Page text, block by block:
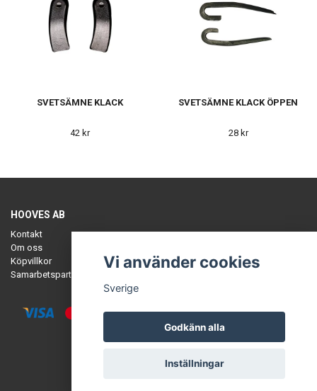
SVETSÄMNE KLACK
42 kr
SVETSÄMNE KLACK ÖPPEN
28 kr
HOOVES AB
Kontakt
Om oss
Köpvillkor
Samarbetspartners
© Copyright HOOVES
Vi använder cookies
Sverige
Godkänn alla
Inställningar